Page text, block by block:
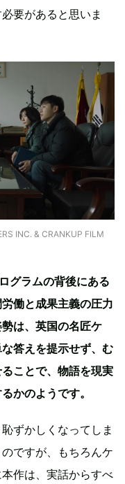
要があると思いま
INC. & CRANKUP FILM
グラムの背後にある
働と成果主義の圧力
は、英国の名匠ケ
答えを提示せず、む
ことで、物語を現実
かのようです。
ずかしくなってしま
ですが、もちろんケ
作は、実話からすべ